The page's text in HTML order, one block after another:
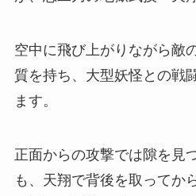
空中に飛び上がりながら敵
質を持ち、大型妖怪との戦
ます。
正面からの攻撃では隙を見
も、天翔で背後を取ってか